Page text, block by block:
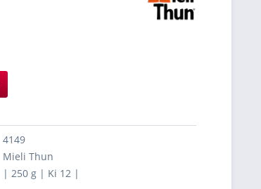
4149
Mieli Thun
| 250 g | Ki 12 |